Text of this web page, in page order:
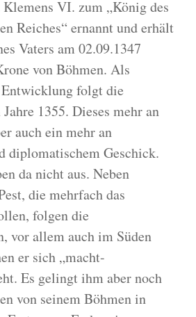
VI. zum „König des
Reiches“ ernannt und erhält
Vaters am 02.09.1347
von Böhmen. Als
folgt die
1355. Dieses mehr an
auch ein mehr an
diplomatischem Geschick.
da nicht aus. Neben
die mehrfach das
folgen die
vor allem auch im Süden
er sich „macht-
Es gelingt ihm aber noch
von seinem Böhmen in